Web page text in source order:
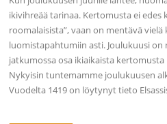
ikivihreää tarinaa. Kertomusta ei edes
roomalaisista”, vaan on mentävä vielä
luomistapahtumiin asti. Joulukuusi
jatkumossa osa ikiaikaista
Nykyisin tuntemamme joulukuusen
Vuodelta 1419 on löytynyt tieto